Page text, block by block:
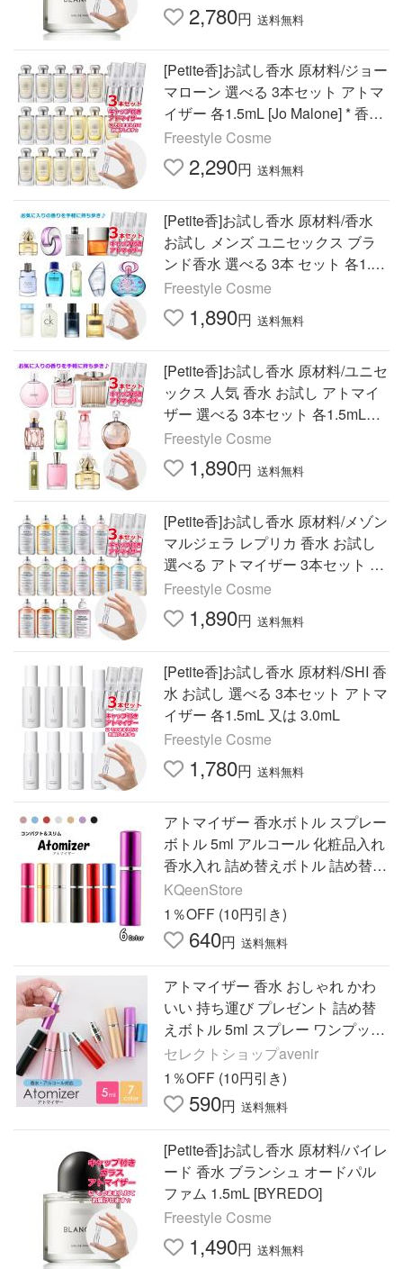
2,780円 送料無料
[Petite香]お試し香水 原材料/ジョー
マローン 選べる 3本セット アトマ
イザー 各1.5mL [Jo Malone] * 香水
お試し レディース メンズ ユニセ
ックス
Freestyle Cosme
2,290円 送料無料
[Petite香]お試し香水 原材料/香水
お試し メンズ ユニセックス ブラ
ンド香水 選べる 3本 セット 各1.5
mL
Freestyle Cosme
1,890円 送料無料
[Petite香]お試し香水 原材料/ユニセ
ックス 人気 香水 お試し アトマイ
ザー 選べる 3本セット 各1.5mL
（一部3.0mL）
Freestyle Cosme
1,890円 送料無料
[Petite香]お試し香水 原材料/メゾン
マルジェラ レプリカ 香水 お試し
選べる アトマイザー 3本セット 各
1.5mL Maison Margiela
Freestyle Cosme
1,890円 送料無料
[Petite香]お試し香水 原材料/SHI 香
水 お試し 選べる 3本セット アトマ
イザー 各1.5mL 又は 3.0mL
Freestyle Cosme
1,780円 送料無料
アトマイザー 香水ボトル スプレー
ボトル 5ml アルコール 化粧品入れ
香水入れ 詰め替えボトル 詰め替え
容器 パフューム メタリック ガラ
ス コンパクト
KQeenStore
1％OFF (10円引き)
640円 送料無料
アトマイザー 香水 おしゃれ かわ
いい 持ち運び プレゼント 詰め替
えボトル 5ml スプレー ワンプッシ
ュ パフューム コロン 簡単 旅行 ミ
ニボトル GBY-01 爆買
セレクトショップavenir
1％OFF (10円引き)
590円 送料無料
[Petite香]お試し香水 原材料/バイレ
ード 香水 ブランシュ オードパル
ファム 1.5mL [BYREDO]
Freestyle Cosme
1,490円 送料無料